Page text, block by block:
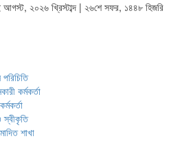
২০২৬ খ্রিস্টাব্দ | ২৬শে সফর, ১৪৪৮ হিজরি
কর্মকর্তা
স্বীকৃতি
শাখা